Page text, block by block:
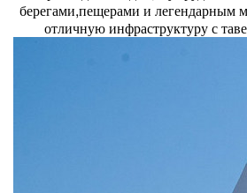
берегами,пещерами и легендарным
отличную инфраструктуру с